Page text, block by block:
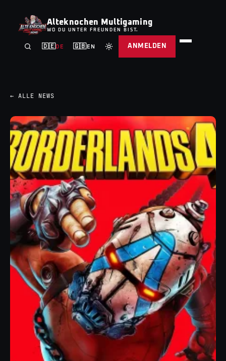
Alteknochen Multigaming
WO DU UNTER FREUNDEN BIST.
🇩🇪DE 🇬🇧EN ANMELDEN
← ALLE NEWS